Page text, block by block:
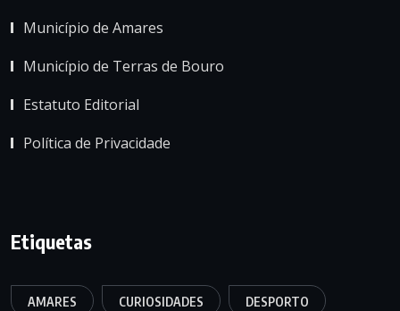
Município de Amares
Município de Terras de Bouro
Estatuto Editorial
Política de Privacidade
Etiquetas
AMARES CURIOSIDADES DESPORTO